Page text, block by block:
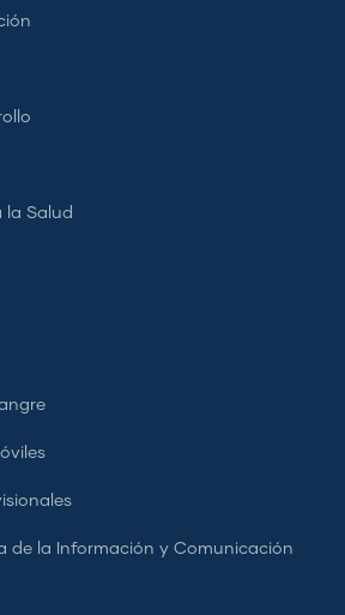
la Salud
de la Información y Comunicación